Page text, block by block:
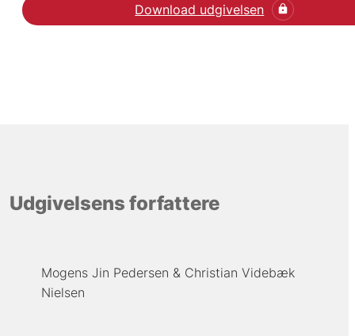
Download udgivelsen
Udgivelsens forfattere
Mogens Jin Pedersen
Christian Videbæk
Nielsen